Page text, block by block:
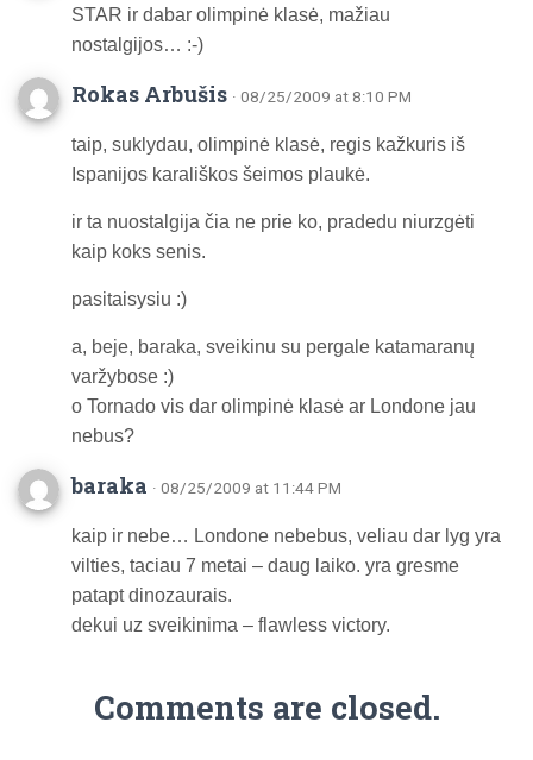
STAR ir dabar olimpinė klasė, mažiau
nostalgijos… :-)
Rokas Arbušis · 08/25/2009 at 8:10 PM
taip, suklydau, olimpinė klasė, regis kažkuris iš
Ispanijos karališkos šeimos plaukė.
ir ta nuostalgija čia ne prie ko, pradedu niurzgėti
kaip koks senis.
pasitaisysiu :)
a, beje, baraka, sveikinu su pergale katamaranų
varžybose :)
o Tornado vis dar olimpinė klasė ar Londone jau
nebus?
baraka · 08/25/2009 at 11:44 PM
kaip ir nebe… Londone nebebus, veliau dar lyg yra
vilties, taciau 7 metai – daug laiko. yra gresme
patapt dinozaurais.
dekui uz sveikinima – flawless victory.
Comments are closed.